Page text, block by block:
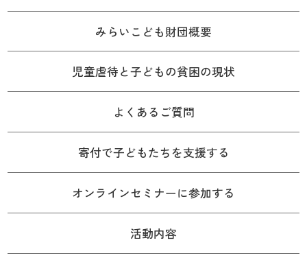
みらいこども財団概要
児童虐待と子どもの貧困の現状
よくあるご質問
寄付で子どもたちを支援する
オンラインセミナーに参加する
活動内容